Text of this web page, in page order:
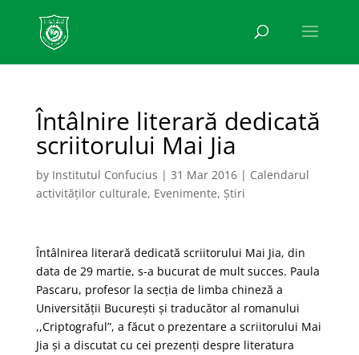
Întâlnire literară dedicată
scriitorului Mai Jia
by Institutul Confucius | 31 Mar 2016| Calendarul
activităților culturale, Evenimente, Știri
Întâlnirea literară dedicată scriitorului Mai Jia, din
data de 29 martie, s-a bucurat de mult succes. Paula
Pascaru, profesor la secția de limba chineză a
Universității București și traducător al romanului
,,Criptograful”, a făcut o prezentare a scriitorului Mai
Jia și a discutat cu cei prezenți despre literatura